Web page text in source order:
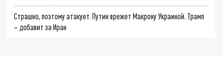
Страшно, поэтому атакует. Путин врежет Макрону Украиной. Трамп
– добавит за Иран